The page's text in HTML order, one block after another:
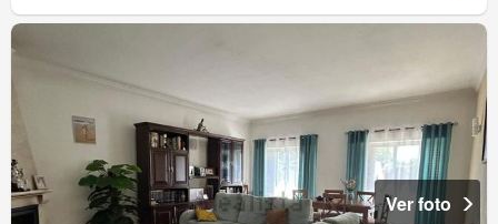
Ver foto